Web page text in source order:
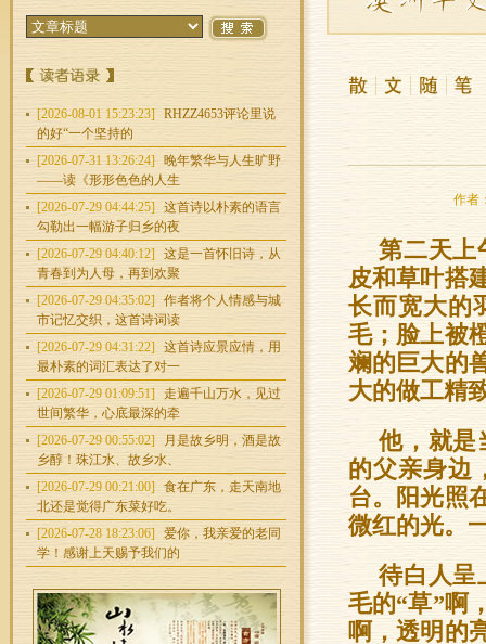
[2026-08-01 15:23:23]
RHZZ4653评论里说
的好“一个坚持的
[2026-07-31 13:26:24]
晚年繁华与人生旷野
——读《形形色色的人生
[2026-07-29 04:44:25]
这首诗以朴素的语言
勾勒出一幅游子归乡的夜
[2026-07-29 04:40:12]
这是一首怀旧诗，从
青春到为人母，再到欢聚
[2026-07-29 04:35:02]
作者将个人情感与城
市记忆交织，这首诗词读
[2026-07-29 04:31:22]
这首诗应景应情，用
最朴素的词汇表达了对一
[2026-07-29 01:09:51]
走遍千山万水，见过
世间繁华，心底最深的牵
[2026-07-29 00:55:02]
月是故乡明，酒是故
乡醇！珠江水、故乡水、
[2026-07-29 00:21:00]
食在广东，走天南地
北还是觉得广东菜好吃。
[2026-07-28 18:23:06]
爱你，我亲爱的老同
学！感谢上天赐予我们的
作者
第二天上
皮和草叶搭
长而宽大的
毛；脸上被
斓的巨大的
大的做工精
他，就是
的父亲身边
台。阳光照
微红的光。
待白人呈
毛的“草”啊
啊，透明的